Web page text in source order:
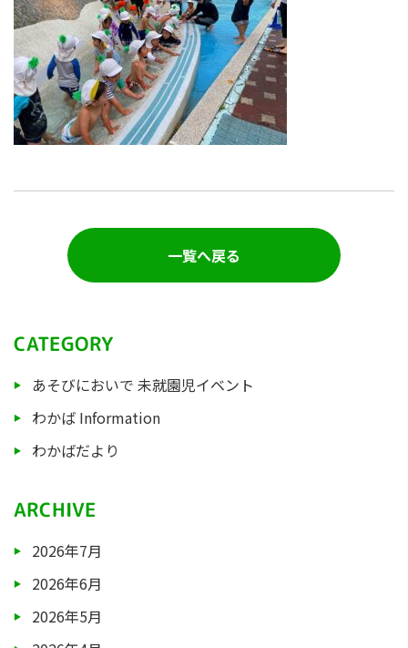
一覧へ戻る
CATEGORY
あそびにおいで 未就園児イベント
わかば Information
わかばだより
ARCHIVE
2026年7月
2026年6月
2026年5月